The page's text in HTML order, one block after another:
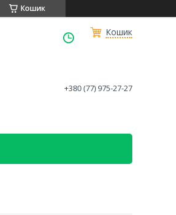
Кошик
Кошик
+380 (77) 975-27-27